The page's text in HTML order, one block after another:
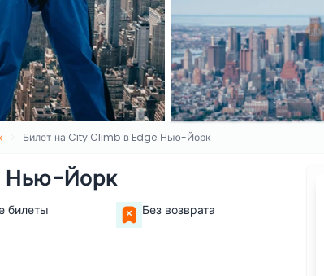
Билет на City Climb в Edge Нью-Йорк
Нью-Йорк
билеты Без возврата